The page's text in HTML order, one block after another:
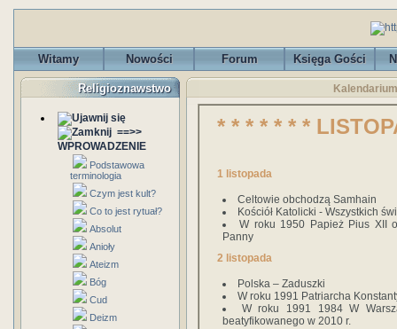
Witamy Nowości Forum Księga Gości
Religioznawstwo
==>>
WPROWADZENIE
Podstawowa
terminologia
Czym jest kult?
Co to jest rytuał?
Absolut
Anioły
Ateizm
Bóg
Cud
Deizm
* * * * * * *
1 listopada
Celtowie obchodzą Samhain
Kościół Katolicki - Wszystkich
W roku 1950 Papież Pius XII
Panny
2 listopada
Polska – Zaduszki
W roku 1991 Patriarcha
W roku 1991 1984 W
beatyfikowanego w 2010 r.